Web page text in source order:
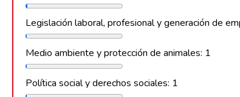
Legislación laboral, profesional y generación de
Medio ambiente y protección de animales: 1
Política social y derechos sociales: 1